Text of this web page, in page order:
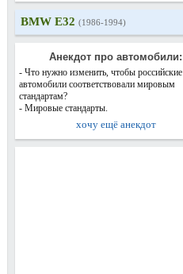
BMW E32 (1986-1994)
Анекдот про автомобили:
- Что нужно изменить, чтобы российские
автомобили соответствовали мировым
стандартам?
- Мировые стандарты.
хочу ещё анекдот